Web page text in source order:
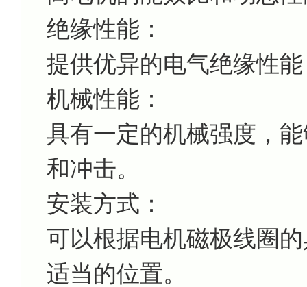
绝缘性能：
提供优异的电气绝缘性
机械性能：
具有一定的机械强度，
和冲击。
安装方式：
可以根据电机磁极线圈
适当的位置。